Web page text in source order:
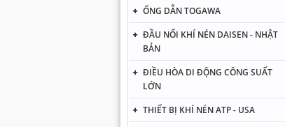
ỐNG DẪN TOGAWA
ĐẦU NỐI KHÍ NÉN DAISEN - NHẬT
BẢN
ĐIỀU HÒA DI ĐỘNG CÔNG SUẤT
LỚN
THIẾT BỊ KHÍ NÉN ATP - USA